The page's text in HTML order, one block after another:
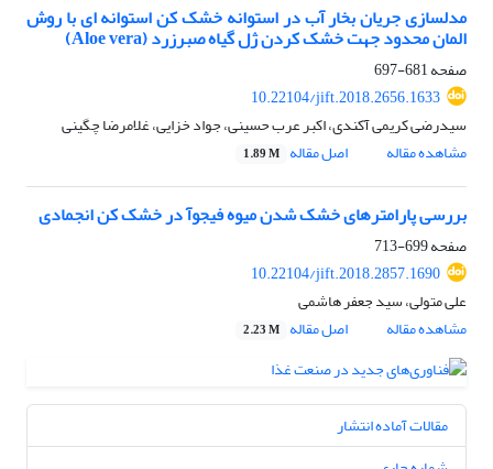
مدلسازی جریان بخار آب در استوانه خشک کن استوانه ای با روش
المان محدود جهت خشک کردن ژل گیاه صبرزرد (Aloe vera)
صفحه681-697
10.22104/jift.2018.2656.1633
سیدرضی کریمی آکندی، اکبر عرب حسینی، جواد خزایی، غلامرضا چگینی
مشاهده مقاله
اصل مقاله 1.89 M
بررسی پارامترهای خشک شدن میوه فیجوآ در خشک کن انجمادی
صفحه699-713
10.22104/jift.2018.2857.1690
علی متولی، سید جعفر هاشمی
مشاهده مقاله
اصل مقاله 2.23 M
مقالات آماده انتشار